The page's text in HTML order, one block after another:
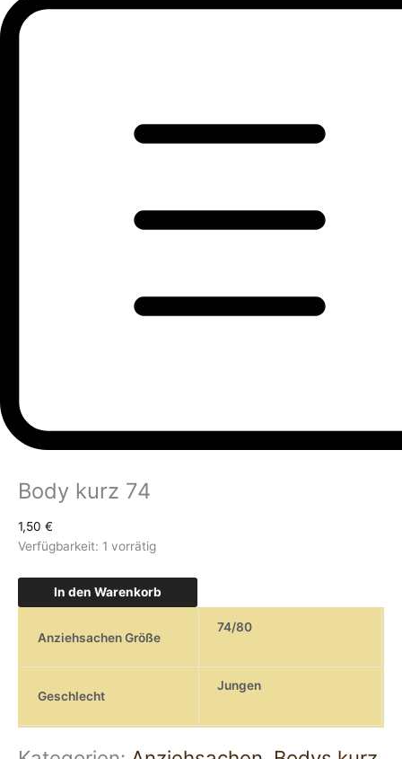
Body kurz 74
1,50 €
Verfügbarkeit: 1 vorrätig
In den Warenkorb
Anziehsachen Größe
74/80
Geschlecht
Jungen